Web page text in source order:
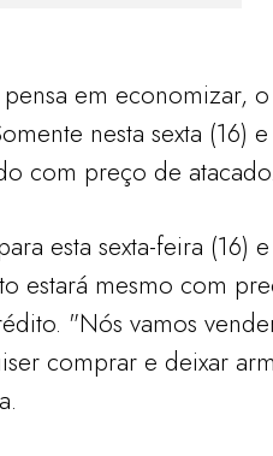
em economizar,
nesta sexta (16)
com preço de atacado.
esta sexta-feira (16)
estará mesmo com
"Nós vamos
comprar e deixar